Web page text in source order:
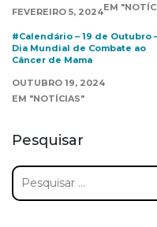
FEVEREIRO 5, 2024EM
#Calendário – 19 de Outubro
Dia Mundial de Combate ao
Câncer de Mama
OUTUBRO 19, 2024
EM "NOTÍCIAS"
Pesquisar
Pesquisar
por: